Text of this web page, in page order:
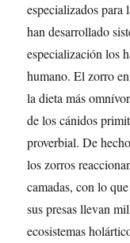
especializados para
han desarrollado
especialización los
humano. El zorro
la dieta más
de los cánidos
proverbial. De
los zorros
camadas, con lo
sus presas llevan
ecosistemas